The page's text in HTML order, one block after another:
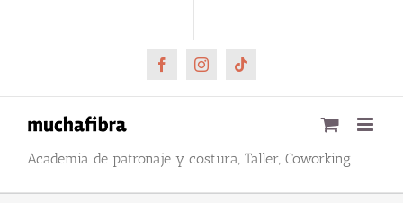
al
FacebookInstagramTiktok
Academia de patronaje y costura, Taller, Coworking